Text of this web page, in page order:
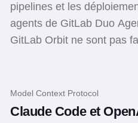
pipelines et les
agents de GitLab Duo
GitLab Orbit ne sont pas
Model Context Protocol
Claude Code et